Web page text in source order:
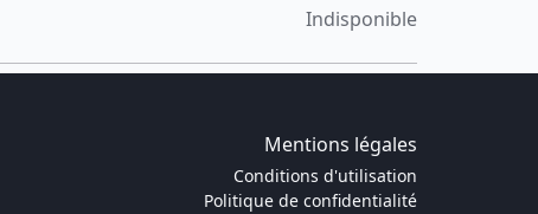
Indisponible
Mentions légales
Conditions d'utilisation
Politique de confidentialité